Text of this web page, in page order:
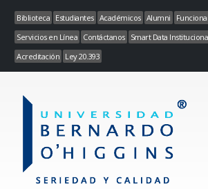
Biblioteca Estudiantes Académicos Alumni
Servicios en Línea Contáctanos
Smart Data
Acreditación Ley 20.393